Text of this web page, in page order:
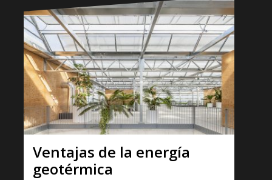
Ventajas de la energía
geotérmica